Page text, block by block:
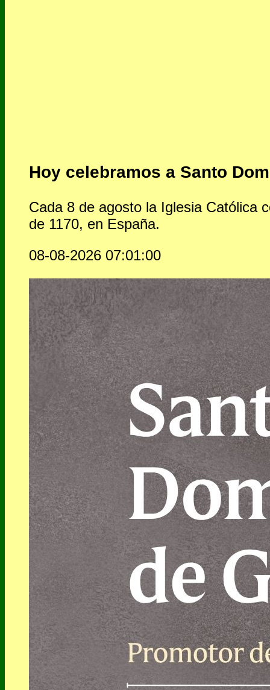
Hoy celebramos a Santo
Cada 8 de agosto la Iglesia Católica
de 1170, en España.
08-08-2026 07:01:00